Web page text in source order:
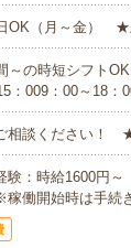
OK（月～金） ★
～の時短シフト
：009：00～18：
相談ください！
験：時給1600円
働開始時は手続